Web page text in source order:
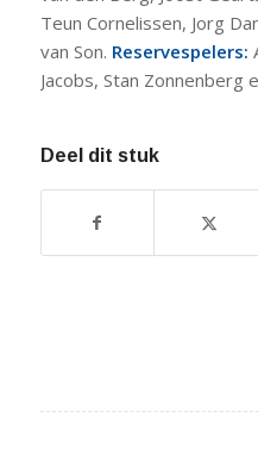
Teun Cornelissen, Jorg
van Son. Reservespelers:
Jacobs, Stan Zonnenberg
Deel dit stuk